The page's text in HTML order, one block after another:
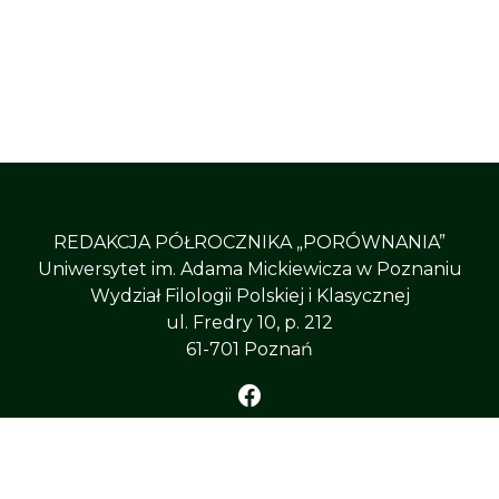
REDAKCJA PÓŁROCZNIKA „PORÓWNANIA”
Uniwersytet im. Adama Mickiewicza w Poznaniu
Wydział Filologii Polskiej i Klasycznej
ul. Fredry 10, p. 212
61-701 Poznań